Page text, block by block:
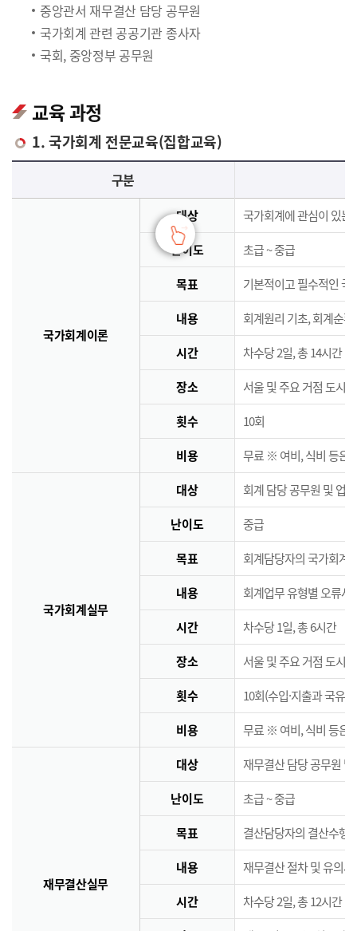
중앙관서 재무결산 담당 공무원
국가회계 관련 공공기관 종사자
국회, 중앙정부 공무원
교육 과정
1. 국가회계 전문교육(집합교육)
국가회계 전문교육(집합교육)에 대한 안내 표로 국가회계이론, 국가회계실무, 재무결산실무로 구분되며 이에 해당하는 내용으로 구성되어 있습니다.
구분
국가회계이론
대상 국가회계에 관심이 있는
난이도 초급 ~ 중급
목표 기본적이고 필수적인 국
내용 회계원리 기초, 회계순
시간 차수당 2일, 총 14시간
장소 서울 및 주요 거점 도시
횟수 10회
비용 무료 ※ 여비, 식비 등은
국가회계실무
대상 회계 담당 공무원 및 업
난이도 중급
목표 회계담당자의 국가회계
내용 회계업무 유형별 오류사
시간 차수당 1일, 총 6시간
장소 서울 및 주요 거점 도시
횟수 10회(수입·지출과 국유·
비용 무료 ※ 여비, 식비 등은
재무결산실무
대상 재무결산 담당 공무원
난이도 초급 ~ 중급
목표 결산담당자의 결산수행
내용 재무결산 절차 및 유의사
시간 차수당 2일, 총 12시간